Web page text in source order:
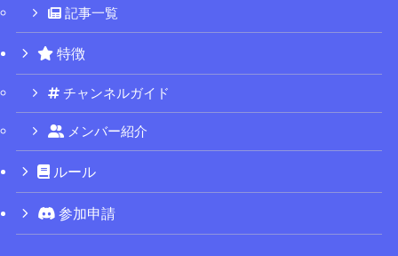
記事一覧
特徴
チャンネルガイド
メンバー紹介
ルール
参加申請